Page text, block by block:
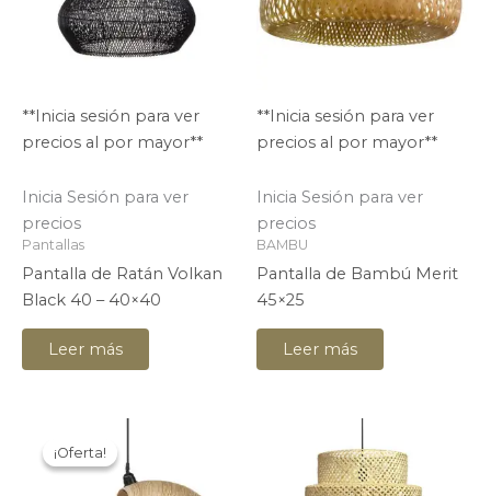
**Inicia sesión para ver
precios al por mayor**
Inicia Sesión para ver
precios
Pantallas
Pantalla de Ratán Volkan
Black 40 – 40×40
Leer más
**Inicia sesión para ver
precios al por mayor**
Inicia Sesión para ver
precios
BAMBU
Pantalla de Bambú Merit
45×25
Leer más
¡Oferta!
¡Oferta!